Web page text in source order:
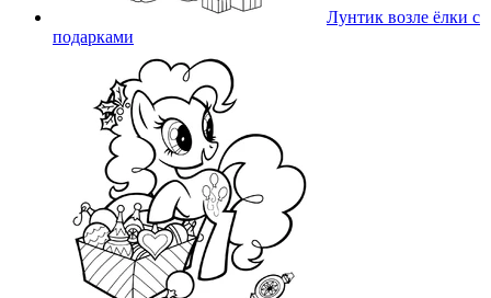
Лунтик возле ёлки с
подарками